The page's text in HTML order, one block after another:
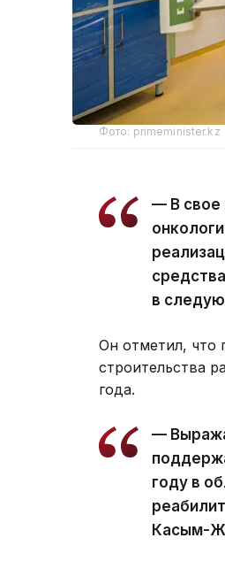
Фото: primeminister.kz
— В свое
в
Он отметил, что
строительства
года.
—
году в
Касым-